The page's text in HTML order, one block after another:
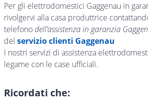
Per gli elettrodomestici Gaggenau in
rivolgervi alla casa produttrice
telefonodell’assistenza in garanzia
del servizio clienti Gaggenau
I nostri servizi di assistenza
legame con le case ufficiali.
Ricordati che: